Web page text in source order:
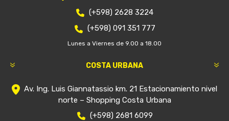
(+598) 2628 3224
(+598) 091 351 777
Lunes a Viernes de 9.00 a 18.00
COSTA URBANA
Av. Ing. Luis Giannatassio km. 21 Estacionamiento nivel
norte – Shopping Costa Urbana
(+598) 2681 6099